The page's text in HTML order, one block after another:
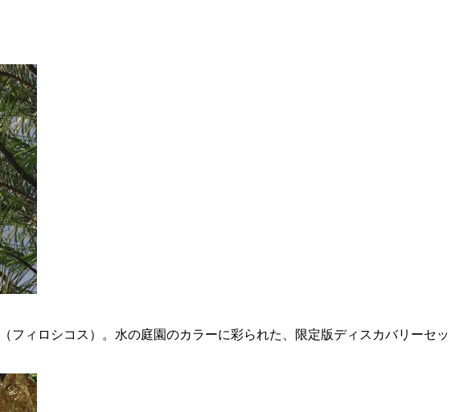
（フィロシコス）。水の庭園のカラーに彩られた、限定版ディスカバリーセ